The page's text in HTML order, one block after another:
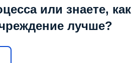
или знаете, как
лучше?